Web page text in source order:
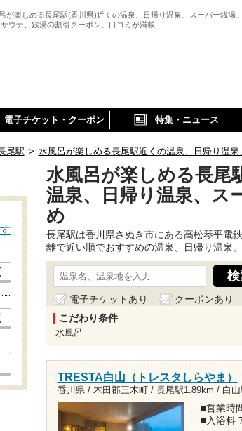
が楽しめる長尾駅(香川県)近くの温泉、日帰り温泉、スーパー銭湯
ウナ、銭湯の割引クーポン、口コミが満載
電子チケット・クーポン 特集・ニュース
尾駅 > 水風呂が楽しめる長尾駅近くの温泉、日帰り温
水風呂が楽しめる長尾
温泉、日帰り温泉、ス
め
長尾駅は香川県さぬき市にある高松琴平電
離で近い順でおすすめの温泉、日帰り温泉
電子チケットあり クーポンあり
こだわり条件
水風呂
TRESTA白山（トレスタしらやま）
香川県 / 木田郡三木町 / 長尾駅1.89km / 白
■営業時
■入浴料